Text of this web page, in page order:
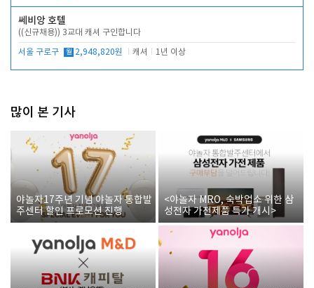
쎄비앙 호텔
((신규채용)) 3교대 캐셔 구인합니다
서울 구로구 월 2,948,820원 캐셔 1년 이상
많이 본 기사
야놀자17주년 기념 야놀자 통합발
주센터 할인 프로모션 진행
<야놀자 MRO, 숙박업소 위한 삼
성전자 가전제품 특가 개시>